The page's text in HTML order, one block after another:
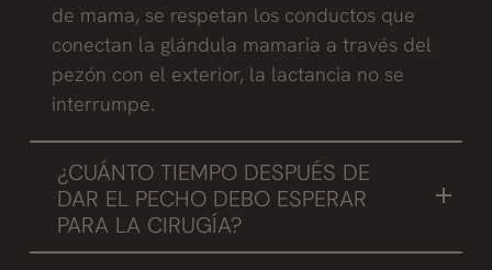
de mama, se respetan los conductos que
conectan la glándula mamaria a través del
pezón con el exterior, la lactancia no se
interrumpe.
¿CUÁNTO TIEMPO DESPUÉS DE
DAR EL PECHO DEBO ESPERAR
PARA LA CIRUGÍA?